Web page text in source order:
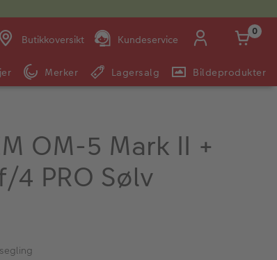
Butikkoversikt Kundeservice
Man -
09:00 -
14:00 -
E-post:
kundeservice@japanphoto.no
0
Merker Lagersalg Bildeprodukter
OM-5 Mark II +
4 PRO Sølv